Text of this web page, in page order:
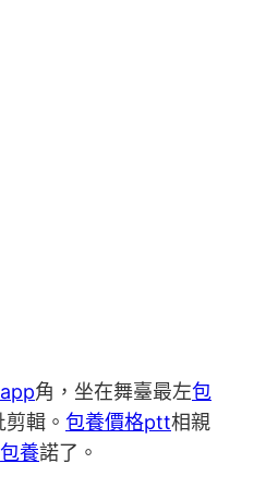
角，坐在舞臺最左包
剪輯。 包養價格ptt相親
包養諾了。